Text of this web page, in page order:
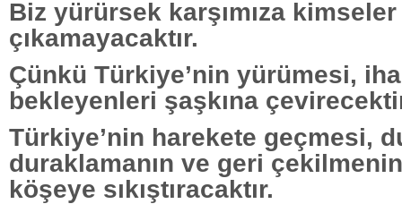
Biz yürürsek karşımıza kimseler
çıkamayacaktır.
Çünkü Türkiye’nin yürümesi,
bekleyenleri şaşkına
Türkiye’nin harekete geçmesi,
duraklamanın ve geri
köşeye sıkıştıracaktır.